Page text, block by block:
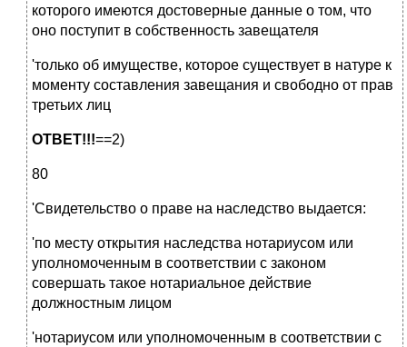
которого имеются достоверные данные о том, что
оно поступит в собственность завещателя
'только об имуществе, которое существует в натуре к
моменту составления завещания и свободно от прав
третьих лиц
ОТВЕТ!!!==2)
80
'Свидетельство о праве на наследство выдается:
'по месту открытия наследства нотариусом или
уполномоченным в соответствии с законом
совершать такое нотариальное действие
должностным лицом
'нотариусом или уполномоченным в соответствии с